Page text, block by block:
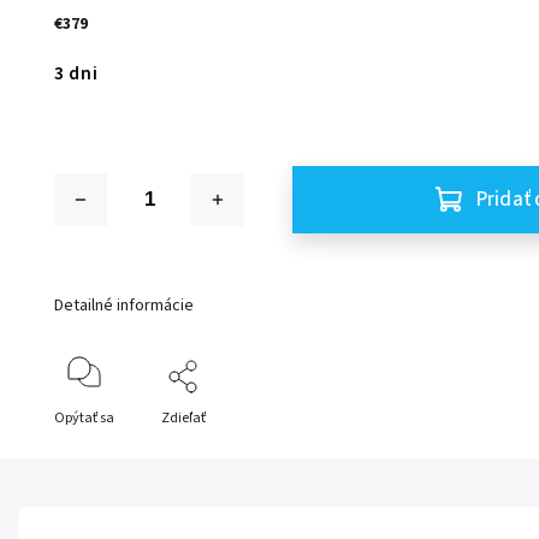
€379
3 dni
Pridať
Detailné informácie
Opýtať sa Zdieľať